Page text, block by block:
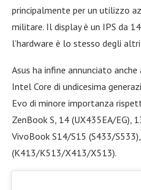
principalmente per un utilizzo
militare. Il display è un IPS da
l’hardware è lo stesso degli
Asus ha infine annunciato
Intel Core di undicesima
Evo di minore importanza
ZenBook S, 14 (UX435EA/EG),
VivoBook S14/S15 (S433/
(K413/K513/X413/X513).